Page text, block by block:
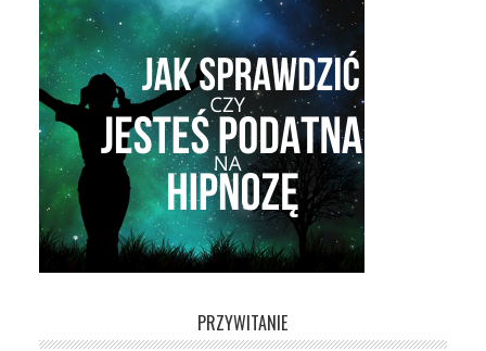
PRZYWITANIE